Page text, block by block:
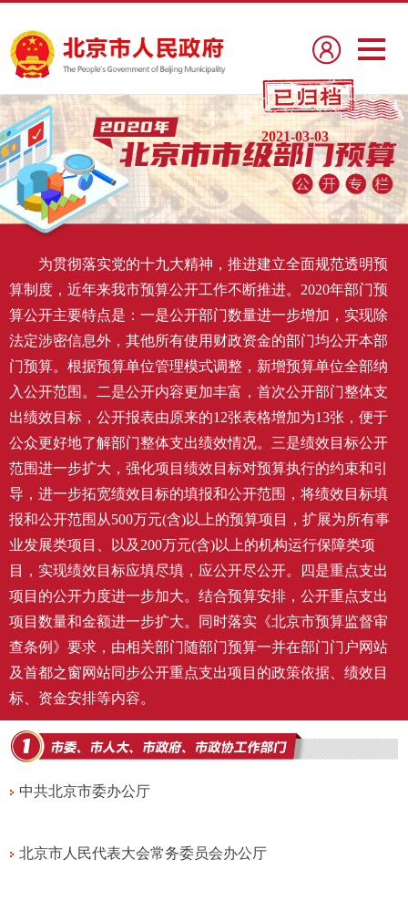
为贯彻落实党的十九大精神，推进建立全面规范透明预
算制度，近年来我市预算公开工作不断推进。2020年部门预
算公开主要特点是：一是公开部门数量进一步增加，实现除
法定涉密信息外，其他所有使用财政资金的部门均公开本部
门预算。根据预算单位管理模式调整，新增预算单位全部纳
入公开范围。二是公开内容更加丰富，首次公开部门整体支
出绩效目标，公开报表由原来的12张表格增加为13张，便于
公众更好地了解部门整体支出绩效情况。三是绩效目标公开
范围进一步扩大，强化项目绩效目标对预算执行的约束和引
导，进一步拓宽绩效目标的填报和公开范围，将绩效目标填
报和公开范围从500万元(含)以上的预算项目，扩展为所有事
业发展类项目、以及200万元(含)以上的机构运行保障类项
目，实现绩效目标应填尽填，应公开尽公开。四是重点支出
项目的公开力度进一步加大。结合预算安排，公开重点支出
项目数量和金额进一步扩大。同时落实《北京市预算监督审
查条例》要求，由相关部门随部门预算一并在部门门户网站
及首都之窗网站同步公开重点支出项目的政策依据、绩效目
标、资金安排等内容。
中共北京市委办公厅
北京市人民代表大会常务委员会办公厅
2021-03-03